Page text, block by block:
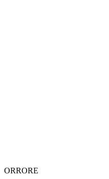
ORRORE